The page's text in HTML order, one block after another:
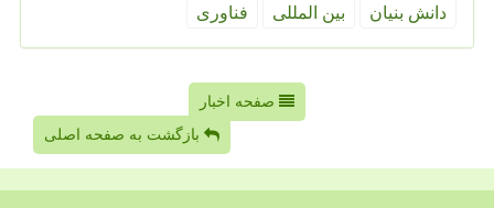
دانش بنیان
بین المللی فناوری
صفحه اخبار
بازگشت به صفحه اصلی